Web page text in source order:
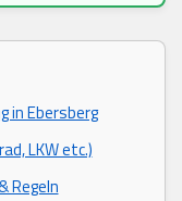
in Ebersberg
LKW etc.)
Regeln